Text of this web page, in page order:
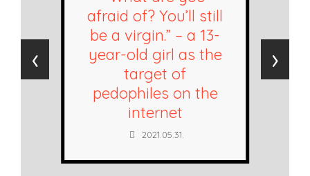
afraid of? You’ll still
be a virgin.” – a 13-
year-old girl as the
target of
pedophiles on the
internet
2021.05.31.
‹ ›